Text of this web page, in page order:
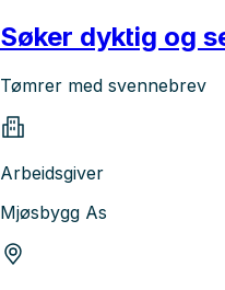
Søker dyktig og
Tømrer med svennebrev
Arbeidsgiver
Mjøsbygg As